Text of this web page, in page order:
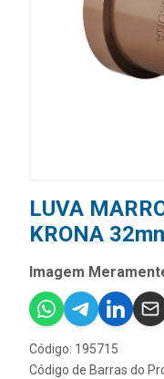
LUVA
KRONA
Imagem
Código: 195715
Código de Barras do